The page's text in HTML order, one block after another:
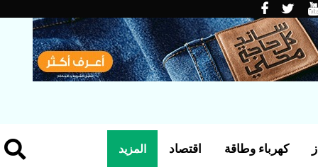
المزيد اقتصاد كهرباء وطاقة